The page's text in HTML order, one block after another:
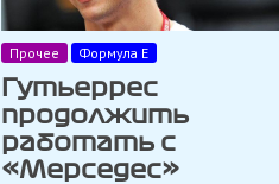
Прочее Формула Е
Гутьеррес
продолжить
работать с
«Мерседес»